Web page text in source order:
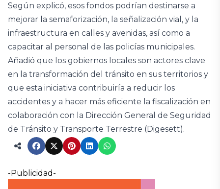
Según explicó, esos fondos podrían destinarse a
mejorar la semaforización, la señalización vial, y la
infraestructura en calles y avenidas, así como a
capacitar al personal de las policías municipales.
Añadió que los gobiernos locales son actores clave
en la transformación del tránsito en sus territorios y
que esta iniciativa contribuiría a reducir los
accidentes y a hacer más eficiente la fiscalización en
colaboración con la Dirección General de Seguridad
de Tránsito y Transporte Terrestre (Digesett).
-Publicidad-